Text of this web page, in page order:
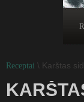
Receptai \ Karštas